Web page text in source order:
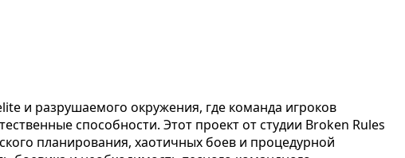
и разрушаемого окружения, где команда игроков
способности. Этот проект от студии Broken Rules
планирования, хаотичных боев и процедурной